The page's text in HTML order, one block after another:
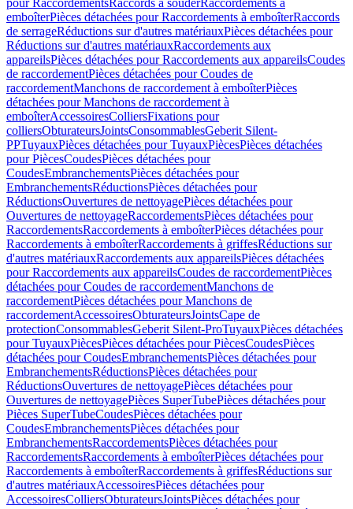
pour RaccordementsRaccords à souderRaccordements à
emboîterPièces détachées pour Raccordements à emboîterRaccords
de serrageRéductions sur d'autres matériauxPièces détachées pour
Réductions sur d'autres matériauxRaccordements aux
appareilsPièces détachées pour Raccordements aux appareilsCoudes
de raccordementPièces détachées pour Coudes de
raccordementManchons de raccordement à emboîterPièces
détachées pour Manchons de raccordement à
emboîterAccessoiresColliersFixations pour
colliersObturateursJointsConsommablesGeberit Silent-
PPTuyauxPièces détachées pour TuyauxPiècesPièces détachées
pour PiècesCoudesPièces détachées pour
CoudesEmbranchementsPièces détachées pour
EmbranchementsRéductionsPièces détachées pour
RéductionsOuvertures de nettoyagePièces détachées pour
Ouvertures de nettoyageRaccordementsPièces détachées pour
RaccordementsRaccordements à emboîterPièces détachées pour
Raccordements à emboîterRaccordements à griffesRéductions sur
d'autres matériauxRaccordements aux appareilsPièces détachées
pour Raccordements aux appareilsCoudes de raccordementPièces
détachées pour Coudes de raccordementManchons de
raccordementPièces détachées pour Manchons de
raccordementAccessoiresObturateursJointsCape de
protectionConsommablesGeberit Silent-ProTuyauxPièces détachées
pour TuyauxPiècesPièces détachées pour PiècesCoudesPièces
détachées pour CoudesEmbranchementsPièces détachées pour
EmbranchementsRéductionsPièces détachées pour
RéductionsOuvertures de nettoyagePièces détachées pour
Ouvertures de nettoyagePièces SuperTubePièces détachées pour
Pièces SuperTubeCoudesPièces détachées pour
CoudesEmbranchementsPièces détachées pour
EmbranchementsRaccordementsPièces détachées pour
RaccordementsRaccordements à emboîterPièces détachées pour
Raccordements à emboîterRaccordements à griffesRéductions sur
d'autres matériauxAccessoiresPièces détachées pour
AccessoiresColliersObturateursJointsPièces détachées pour